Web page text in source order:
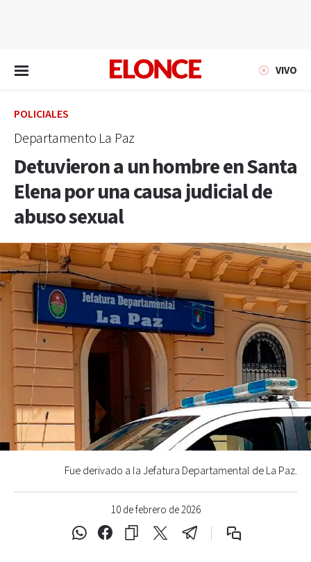
VIVO
POLICIALES
Departamento La Paz
Detuvieron a un hombre en Santa
Elena por una causa judicial de
abuso sexual
10 de febrero de 2026
Fue derivado a la Jefatura Departamental de La Paz.